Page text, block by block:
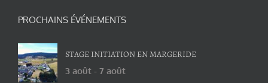
PROCHAINS ÉVÉNEMENTS
STAGE INITIATION EN MARGERIDE
3 août - 7 août